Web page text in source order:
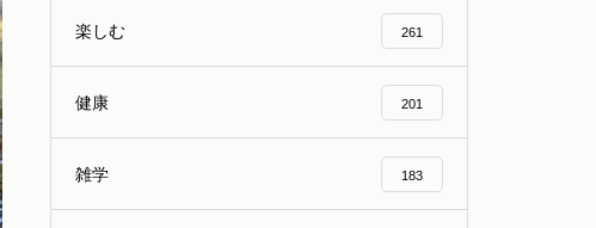
楽しむ 261
健康 201
雑学 183